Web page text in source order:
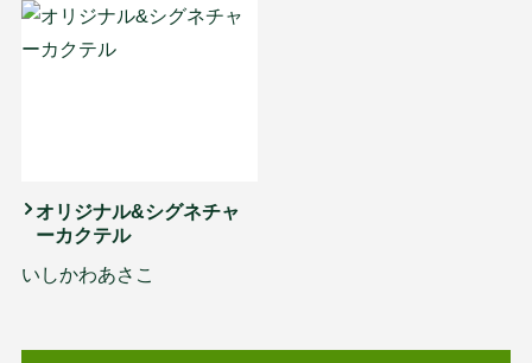
オリジナル&シグネチャ
ーカクテル
いしかわあさこ